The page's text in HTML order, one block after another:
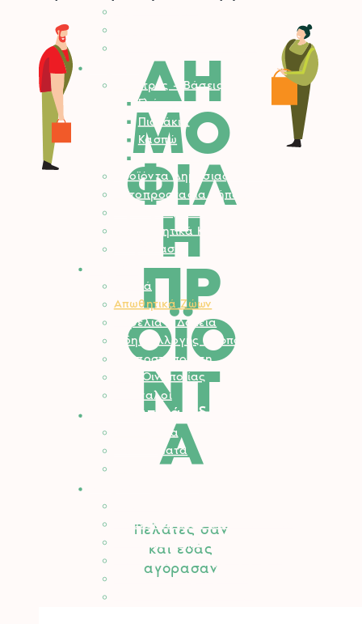
ΔΗ
ΜΟ
ΦΙΛ
Η
ΠΡ
ΟΪΟ
ΝΤ
Α
Πελάτες σαν
και εσάς
αγόρασαν
Γλάστρες – Βάσεις
Γλάστρες
Πιατάκια
Κασπώ
Μεταλλικές Βάσεις
Προϊόντα Δημόσιας Υγείας
Φυτοπροστασία Κήπου
Διακοσμητικά Κήπου
Είδη Σκίασης
Δετικά
Απωθητικά Ζώων
Βαρέλια – Δοχεία
Είδη Συλλογής Καρπού
Κομποστοποίηση
Είδη Οινοποιίας
Πάσσαλοι
Βελτιωτικά Εδάφους
Λιπάσματα
Φυτοχώματα
Τύρφη – Περλίτης
Θαμνοκοπτικά – Χορτοκοπτικά
Πολυμηχάνημα
Φυσητήρες – Αναρροφητήρες
Χλοοκοπτικές Μηχανές